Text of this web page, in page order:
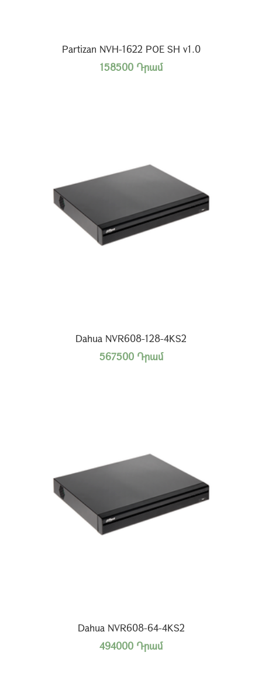
Partizan NVH-1622 POE SH v1.0
158500 Դրամ
Dahua NVR608-128-4KS2
567500 Դրամ
Dahua NVR608-64-4KS2
494000 Դրամ